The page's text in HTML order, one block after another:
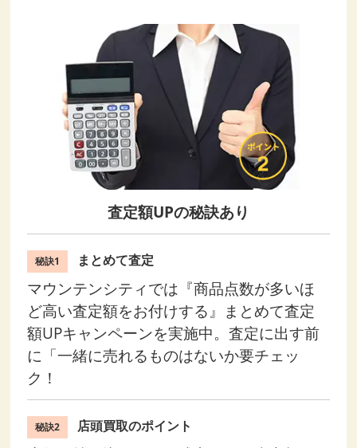
査定額UPの秘訣あり
秘訣1 まとめて査定
マウンテンシティでは『商品点数が多いほ
ど高い査定額をお付けする』まとめて査定
額UPキャンペーンを実施中。査定に出す前
に「一緒に売れるものはないか要チェッ
ク！
秘訣2 店頭買取のポイント